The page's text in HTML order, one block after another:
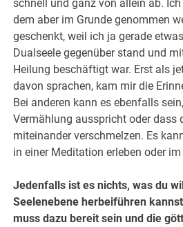
schnell und ganz von allein ab.
dem aber im Grunde genommen
geschenkt, weil ich ja gerade
Dualseele gegenüber stand und
Heilung beschäftigt war. Erst als
davon sprachen, kam mir die
Bei anderen kann es ebenfalls
Vermählung ausspricht oder dass
miteinander verschmelzen. Es
in einer Meditation erleben oder
Jedenfalls ist es nichts, was du
Seelenebene herbeiführen
muss dazu bereit sein und die